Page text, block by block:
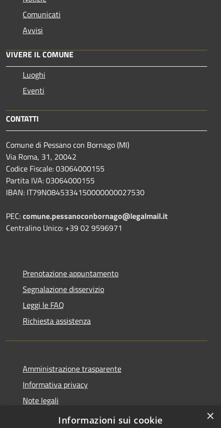
Comunicati
Avvisi
VIVERE IL COMUNE
Luoghi
Eventi
CONTATTI
Comune di Pessano con Bornago (MI)
Via Roma, 31, 20042
Codice Fiscale: 03064000155
Partita IVA: 03064000155
IBAN: IT79N0845334150000000027530
PEC:comune.pessanoconbornago@legalmail.it
Centralino Unico: +39 02 9596971
Prenotazione appuntamento
Segnalazione disservizio
Leggi le FAQ
Richiesta assistenza
Amministrazione trasparente
Informativa privacy
Note legali
Dichiarazione di accessibilità
×
Informazioni sui cookie